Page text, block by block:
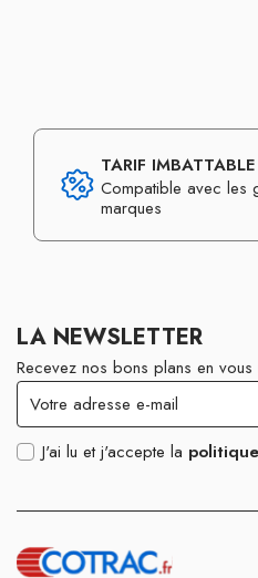
TARIF IMBATTABLE
Compatible avec les
marques
LA NEWSLETTER
Recevez nos bons plans en
J'ai lu et j'accepte la